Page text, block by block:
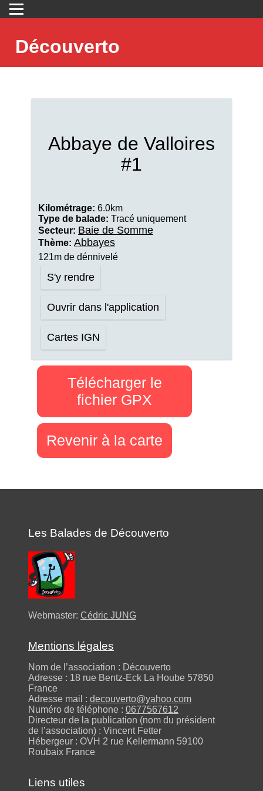
Découverto
Abbaye de Valloires
#1
Kilométrage: 6.0km
Type de balade: Tracé uniquement
Secteur: Baie de Somme
Thème: Abbayes
121m de dénnivelé
S'y rendre
Ouvrir dans l'application
Cartes IGN
Télécharger le
fichier GPX
Revenir à la carte
Les Balades de Découverto
Webmaster: Cédric JUNG
Mentions légales
Nom de l’association : Découverto
Adresse : 18 rue Bentz-Eck La Hoube 57850
France
Adresse mail : decouverto@yahoo.com
Numéro de téléphone : 0677567612
Directeur de la publication (nom du président
de l’association) : Vincent Fetter
Hébergeur : OVH 2 rue Kellermann 59100
Roubaix France
Liens utiles